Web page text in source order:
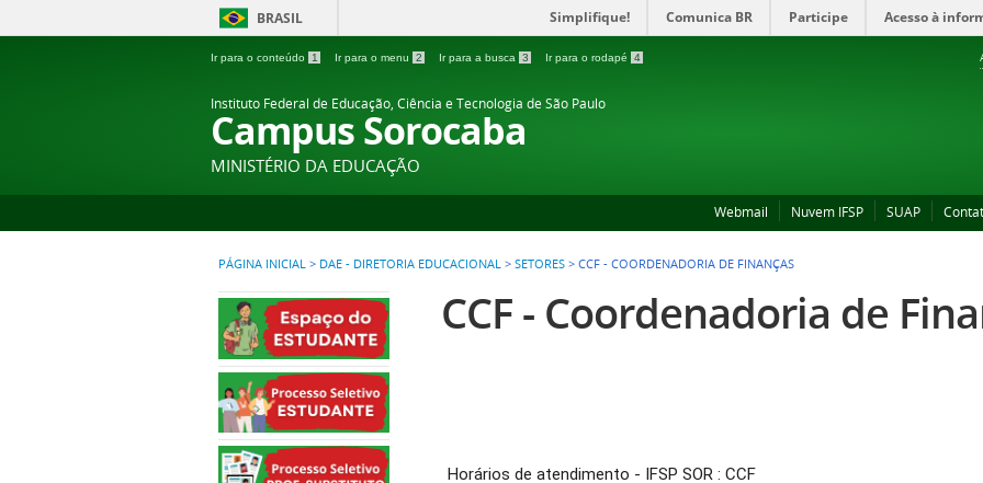
BRASIL Simplifique! Comunica BR Participe Acesso à
Ir para o conteúdo 1 Ir para o menu 2 Ir para a busca 3 Ir para o rodapé 4
Instituto Federal de Educação, Ciência e Tecnologia de São Paulo
Campus Sorocaba
MINISTÉRIO DA EDUCAÇÃO
Webmail Nuvem IFSP SUAP
PÁGINA INICIAL > DAE - DIRETORIA EDUCACIONAL > SETORES > CCF - COORDENADORIA DE FINANÇAS
CCF - Coordenadoria de